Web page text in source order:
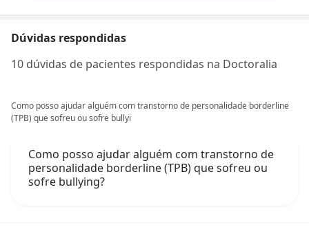
Dúvidas respondidas
10 dúvidas de pacientes respondidas na Doctoralia
Como posso ajudar alguém com transtorno de personalidade borderline
(TPB) que sofreu ou sofre bullyi
Como posso ajudar alguém com transtorno de
personalidade borderline (TPB) que sofreu ou
sofre bullying?